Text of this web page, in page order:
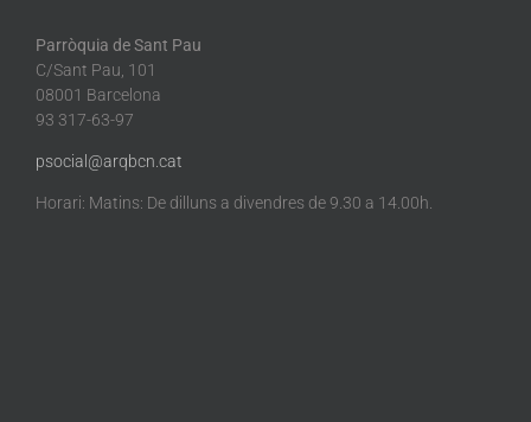
Parròquia de Sant Pau
C/Sant Pau, 101
08001 Barcelona
93 317-63-97
psocial@arqbcn.cat
Horari: Matins: De dilluns a divendres de 9.30 a 14.00h.